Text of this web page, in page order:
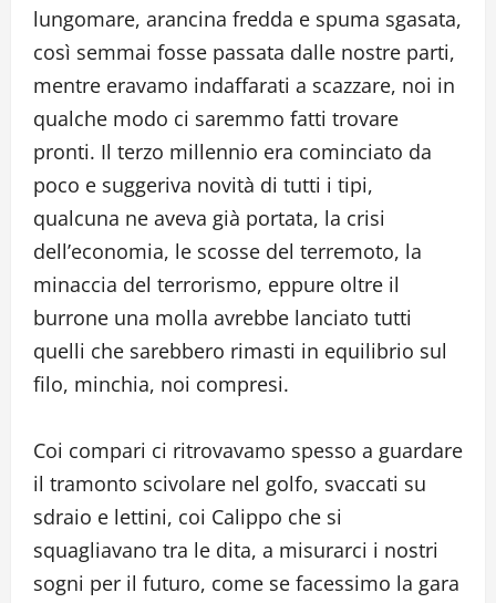
lungomare, arancina fredda e spuma sgasata,
così semmai fosse passata dalle nostre parti,
mentre eravamo indaffarati a scazzare, noi in
qualche modo ci saremmo fatti trovare
pronti. Il terzo millennio era cominciato da
poco e suggeriva novità di tutti i tipi,
qualcuna ne aveva già portata, la crisi
dell’economia, le scosse del terremoto, la
minaccia del terrorismo, eppure oltre il
burrone una molla avrebbe lanciato tutti
quelli che sarebbero rimasti in equilibrio sul
filo, minchia, noi compresi.
Coi compari ci ritrovavamo spesso a guardare
il tramonto scivolare nel golfo, svaccati su
sdraio e lettini, coi Calippo che si
squagliavano tra le dita, a misurarci i nostri
sogni per il futuro, come se facessimo la gara